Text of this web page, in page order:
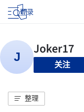
登录
关注
整理